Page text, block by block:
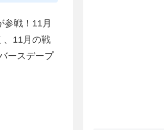
戦！11月
、11月の戦
ースデープ